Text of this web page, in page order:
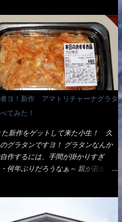
上げた状態です。 当家には、高齢
るので少し柔らかく・・・ 茹で上が
飩は、お店の饂飩に比べ＜細い＞で
ちらかと云えば、稲庭饂飩的な太さ
。 さてこれを、どの様に食べるか？
かったので、玉葱を刻んで八王子ラー
月見つけうどん！ 冷やし釜あげうど
。 ラーメン丼に、冷水を軽く張っ
盛り付け、お椀に昆布出汁つゆと長
良いじゃないか～...
今も変わらないと思うけど・・・
出てくると、カウンター中からOH～
飛ぶ！ 写真は、キャベツ少なめでお
ています。 皿のサイズは、直径30cm
ります。 そこにドカ盛のキャベツと
カレーがかかっています。 カレーは
、食べやすいタイプです。 それじ
は、ハムカツ程度の薄さだろう？と
かもしれないが・・・違う！ チャ
たての熱々です。 これを難なく完食
れば、漢では無い！と云っても過言
だろう。 この他も、兎に角ボリュ
点で＜薄カツ＞と呼ばれるメニュー
ら、2枚乗せにしたらしいけ
乾麺が普通でしょう。マルタイでは
＞なのです。 素麺や日本蕎麦などの
一緒ですね！ そんなマルタイ棒状ラ
を、OKストアで見かけ思わず手に取
い物篭へ 坦々まぜそばと＜数量限定
辛麺風ラーメン オーッといきなり私
グサッと・・・・ 棒状インスタン
メンのデビューが決まりました。
め・ん・辛麺！ 宮崎辛麺はチャル
日清からも出されている、辛口のラー
ん！！ 酸っぱくしたら、酸辣湯
てね。 よし今日のサラメシは、宮
しよう！ それではまず袋を開ける
・・何だかチョッと高級感的
・だって透明なトレイに並んだ棒状麺
ヨ！新作 アマトリチャーナグラタ
てみた！
た新作をゲットして来た小生！ 久
グラタンですヨ！ グラタンなんか
作するには、手間が掛かりすぎ
何年ぶりだろうなぁ～ 親が若かり
ですよ！ 何処からの情報？ ウィキ